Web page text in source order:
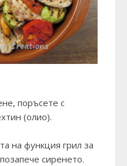
поръсете с
(олио).
на функция грил за
сиренето.